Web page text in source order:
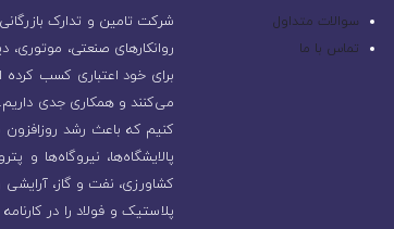
سوالات متداول
تماس با ما
شرکت تامین و تدارک
روانکارهای صنعتی،
برای خود اعتباری کسب کرده
می‌کنند و همکاری جدی
پالایشگاه‌ها، نیروگاه‌ها و
کشاورزی، نفت و گاز،
پلاستیک و فولاد را در